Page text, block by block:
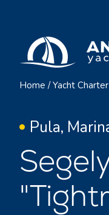
Home / Yacht Charter
Pula,